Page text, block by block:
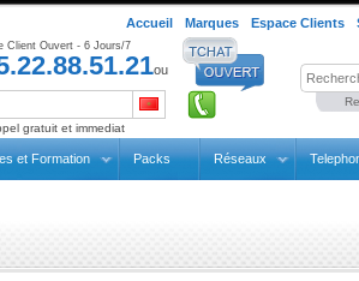
Accueil Marques Espace Clients
Client Ouvert - 6 Jours/7
ou
gratuit et immediat
et Formation Packs Réseaux